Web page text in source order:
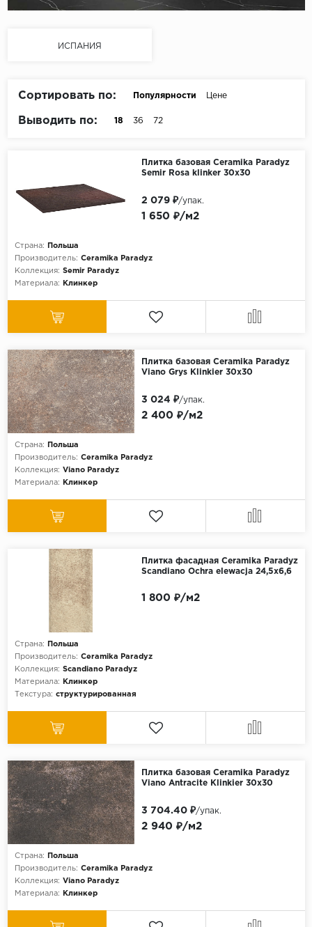
ИСПАНИЯ
Сортировать по: Популярности Цене
Выводить по: 18 36 72
Плитка базовая Ceramika Paradyz
Semir Rosa klinker 30х30
Страна:
Польша
Производитель: Ceramika Paradyz
Коллекция: Semir Paradyz
Материала:
Клинкер
1 650 ₽/м2
2 079 ₽/упак.
Плитка базовая Ceramika Paradyz
Viano Grys Klinkier 30x30
Страна:
Польша
Производитель: Ceramika Paradyz
Коллекция: Viano Paradyz
Материала:
Клинкер
2 400 ₽/м2
3 024 ₽/упак.
Плитка фасадная Ceramika Paradyz
Scandiano Ochra elewacja 24,5x6,6
Страна:
Польша
Производитель: Ceramika Paradyz
Коллекция: Scandiano Paradyz
Материала:
Клинкер
Текстура: структурированная
1 800 ₽/м2
Плитка базовая Ceramika Paradyz
Viano Antracite Klinkier 30x30
Страна:
Польша
Производитель: Ceramika Paradyz
Коллекция: Viano Paradyz
Материала:
Клинкер
2 940 ₽/м2
3 704.40 ₽/упак.